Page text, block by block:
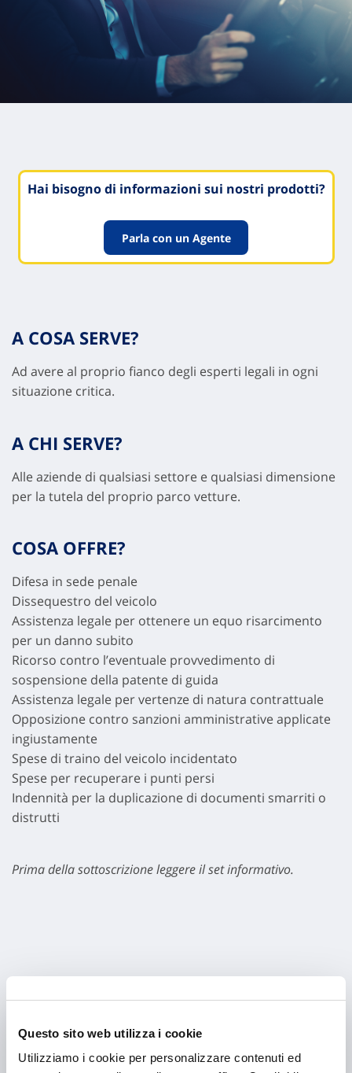
Questo sito web utilizza i cookie
Utilizziamo i cookie per personalizzare contenuti ed
Hai bisogno di informazioni sui nostri prodotti?
Parla con un Agente
A COSA SERVE?
Ad avere al proprio fianco degli esperti legali in ogni
situazione critica.
A CHI SERVE?
Alle aziende di qualsiasi settore e qualsiasi dimensione
per la tutela del proprio parco vetture.
COSA OFFRE?
Difesa in sede penale
Dissequestro del veicolo
Assistenza legale per ottenere un equo risarcimento
per un danno subito
Ricorso contro l’eventuale provvedimento di
sospensione della patente di guida
Assistenza legale per vertenze di natura contrattuale
Opposizione contro sanzioni amministrative applicate
ingiustamente
Spese di traino del veicolo incidentato
Spese per recuperare i punti persi
Indennità per la duplicazione di documenti smarriti o
distrutti
Prima della sottoscrizione leggere il set informativo.
Visualizza il set
informativo